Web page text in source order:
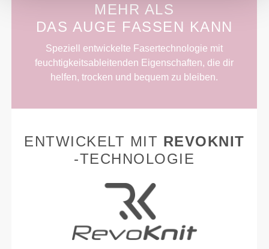
MEHR ALS
DAS AUGE FASSEN KANN
Speziell entwickelte Fasertechnologie mit
feuchtigkeitsableitenden Eigenschaften, die dir
helfen, trocken und bequem zu bleiben.
ENTWICKELT MIT REVOKNIT
-TECHNOLOGIE